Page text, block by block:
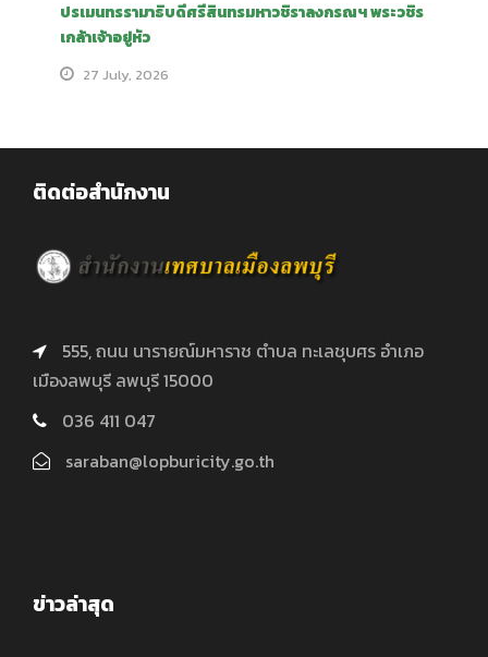
ปรเมนทรรามาธิบดีศรีสินทรมหาวชิราลงกรณฯ พระวชิร
เกล้าเจ้าอยู่หัว
27 July, 2026
ติดต่อสำนักงาน
555, ถนน นารายณ์มหาราช ตำบล ทะเลชุบศร อำเภอ
เมืองลพบุรี ลพบุรี 15000
036 411 047
saraban@lopburicity.go.th
ข่าวล่าสุด